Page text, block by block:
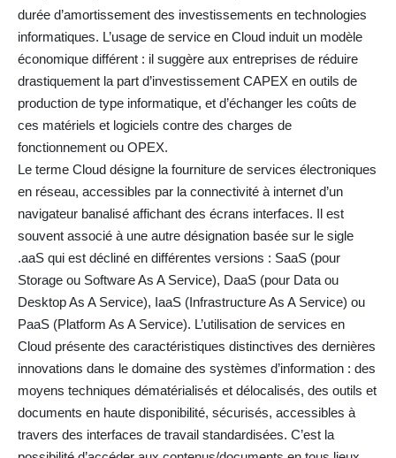
durée d’amortissement des investissements en technologies
informatiques. L’usage de service en Cloud induit un modèle
économique différent : il suggère aux entreprises de réduire
drastiquement la part d’investissement CAPEX en outils de
production de type informatique, et d’échanger les coûts de
ces matériels et logiciels contre des charges de
fonctionnement ou OPEX.
Le terme Cloud désigne la fourniture de services électroniques
en réseau, accessibles par la connectivité à internet d’un
navigateur banalisé affichant des écrans interfaces. Il est
souvent associé à une autre désignation basée sur le sigle
.aaS qui est décliné en différentes versions : SaaS (pour
Storage ou Software As A Service), DaaS (pour Data ou
Desktop As A Service), IaaS (Infrastructure As A Service) ou
PaaS (Platform As A Service). L’utilisation de services en
Cloud présente des caractéristiques distinctives des dernières
innovations dans le domaine des systèmes d’information : des
moyens techniques dématérialisés et délocalisés, des outils et
documents en haute disponibilité, sécurisés, accessibles à
travers des interfaces de travail standardisées. C’est la